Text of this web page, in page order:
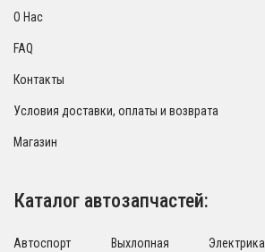
О Нас
FAQ
Контакты
Условия доставки, оплаты и возврата
Магазин
Каталог автозапчастей:
Автоспорт
Выхлопная
Электрика